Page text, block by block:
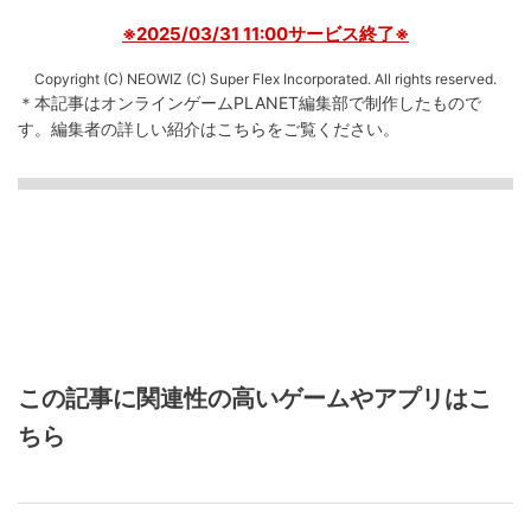
※2025/03/31 11:00サービス終了※
Copyright (C) NEOWIZ (C) Super Flex Incorporated. All rights reserved.
＊本記事はオンラインゲームPLANET編集部で制作したもので
す。 編集者の詳しい紹介はこちらをご覧ください。
この記事に関連性の高いゲームやアプリはこ
ちら